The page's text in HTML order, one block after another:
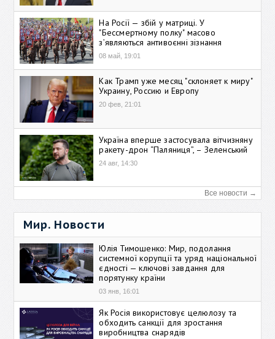
На Росії — збій у матриці. У
"Бессмертному полку" масово
зʼявляються антивоєнні зізнання
08 май, 19:01
Как Трамп уже месяц "склоняет к миру"
Украину, Россию и Европу
20 фев, 21:01
Україна вперше застосувала вітчизняну
ракету-дрон “Паляниця”, – Зеленський
24 авг, 14:30
Все новости →
Мир. Новости
Юлія Тимошенко: Мир, подолання
системної корупції та уряд національної
єдності — ключові завдання для
порятунку країни
03 янв, 16:01
Як Росія використовує целюлозу та
обходить санкції для зростання
виробництва снарядів